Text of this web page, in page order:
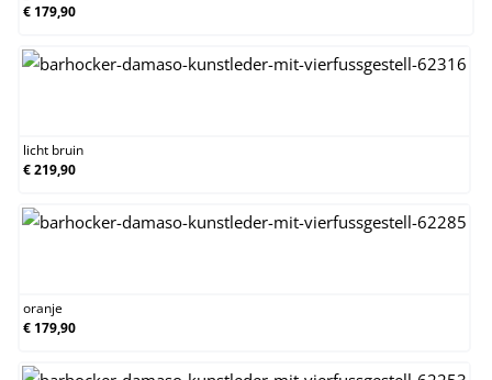
€ 179,90
licht bruin
€ 219,90
oranje
€ 179,90